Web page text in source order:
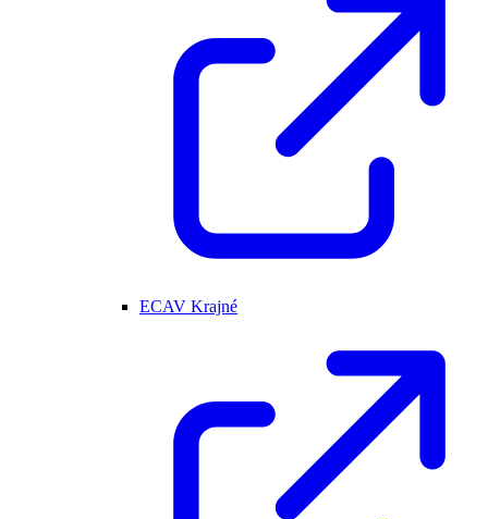
ECAV Krajné